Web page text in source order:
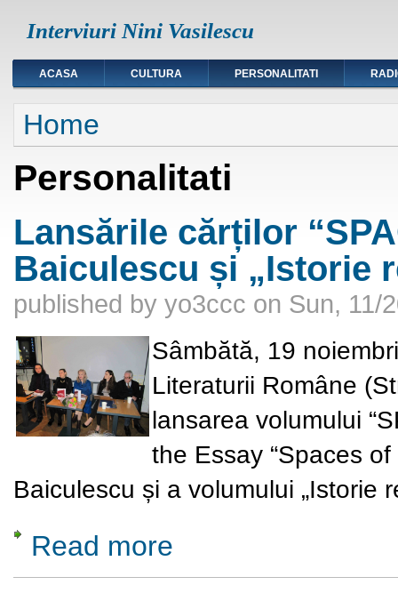
Interviuri Nini Vasilescu
ACASA CULTURA PERSONALITATI
You are here
Home
Personalitati
Lansările cărților
Baiculescu și „Istorie
published by yo3ccc on Sun, 11/
Sâmbătă, 19
Literaturii Române
lansarea volumului
the Essay “Spaces
Baiculescu și a volumului „Istorie
Read more